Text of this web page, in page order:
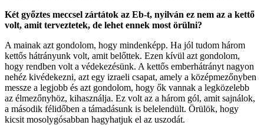
Két győztes meccsel zártátok az Eb-t, nyilván ez nem az a kettő
volt, amit terveztetek, de lehet ennek most örülni?
A mainak azt gondolom, hogy mindenképp. Ha jól tudom három
kettős hátrányunk volt, amit belőttek. Ezen kívül azt gondolom,
hogy rendben volt a védekezésünk. A kettős emberhátrányt nagyon
nehéz kivédekezni, azt egy izraeli csapat, amely a középmezőnyben
messze a legjobb és azt gondolom, hogy ők vannak a legközelebb
az élmezőnyhöz, kihasználja. Ez volt az a három gól, amit sajnálok,
a második félidőben a támadásunk is belelendült. Örülök, hogy
kicsit mosolygósabban hagyhatjuk el az uszodát.